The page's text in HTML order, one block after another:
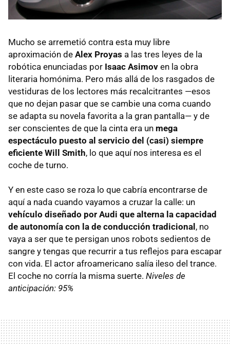
Mucho se arremetió contra esta muy libre
aproximación de Alex Proyas a las tres leyes de la
robótica enunciadas por Isaac Asimov en la obra
literaria homónima. Pero más allá de los rasgados de
vestiduras de los lectores más recalcitrantes —esos
que no dejan pasar que se cambie una coma cuando
se adapta su novela favorita a la gran pantalla— y de
ser conscientes de que la cinta era un mega
espectáculo puesto al servicio del (casi) siempre
eficiente Will Smith, lo que aquí nos interesa es el
coche de turno.
Y en este caso se roza lo que cabría encontrarse de
aquí a nada cuando vayamos a cruzar la calle: un
vehículo diseñado por Audi que alterna la capacidad
de autonomía con la de conducción tradicional , no
vaya a ser que te persigan unos robots sedientos de
sangre y tengas que recurrir a tus reflejos para escapar
con vida. El actor afroamericano salía ileso del trance.
El coche no corría la misma suerte. Niveles de
anticipación: 95%